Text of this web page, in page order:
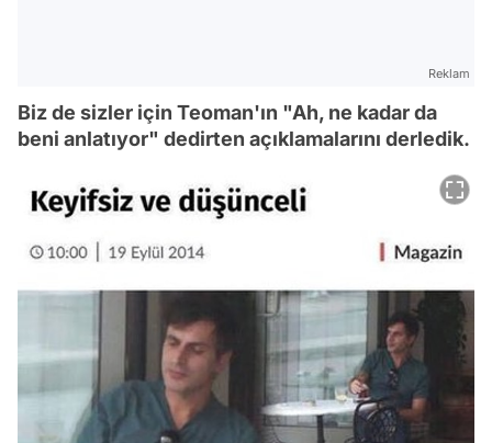
Reklam
Biz de sizler için Teoman'ın "Ah, ne kadar da
beni anlatıyor" dedirten açıklamalarını derledik.